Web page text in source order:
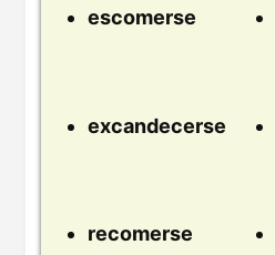
escomerse
excandecerse
recomerse